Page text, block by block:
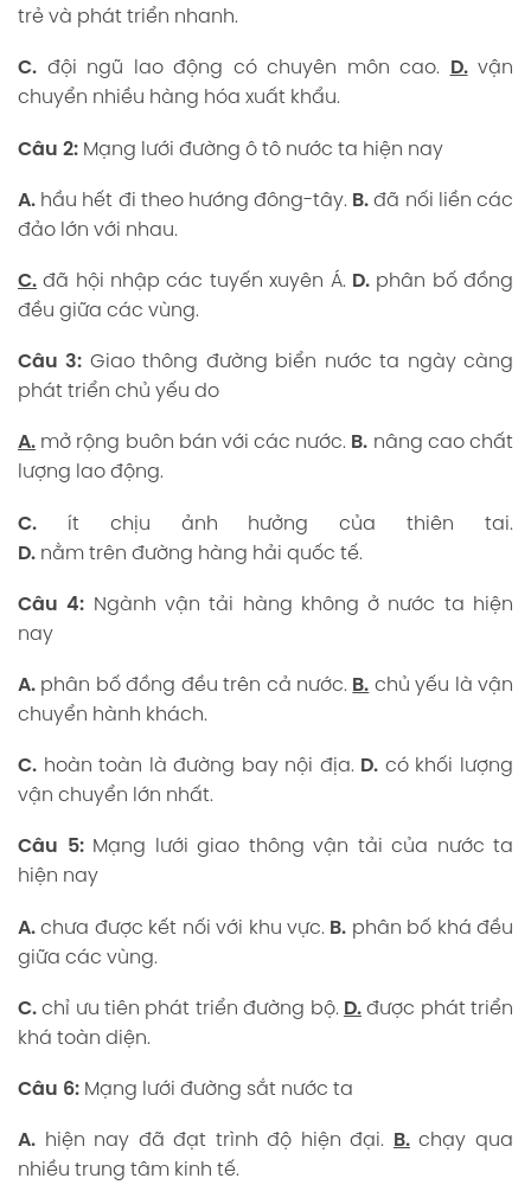
trẻ và phát triển nhanh.
C. đội ngũ lao động có chuyên môn cao. D.vận
chuyển nhiều hàng hóa xuất khẩu.
Câu 2: Mạng lưới đường ô tô nước ta hiện nay
A. hầu hết đi theo hướng đông-tây. B. đã nối liền các
đảo lớn với nhau.
C. đã hội nhập các tuyến xuyên Á. D.phân bố đồng
đều giữa các vùng.
Câu 3: Giao thông đường biển nước ta ngày càng
phát triển chủ yếu do
A. mở rộng buôn bán với các nước. B. nâng cao chất
lượng lao động.
C. ít chịu ảnh hưởng của thiên tai.
D. nằm trên đường hàng hải quốc tế.
Câu 4: Ngành vận tải hàng không ở nước ta hiện
nay
A. phân bố đồng đều trên cả nước. B. chủ yếu là vận
chuyển hành khách.
C. hoàn toàn là đường bay nội địa. D. có khối lượng
vận chuyển lớn nhất.
Câu 5:Mạng lưới giao thông vận tải của nước ta
hiện nay
A. chưa được kết nối với khu vực. B. phân bố khá đều
giữa các vùng.
C. chỉ ưu tiên phát triển đường bộ. D.được phát triển
khá toàn diện.
Câu 6: Mạng lưới đường sắt nước ta
A. hiện nay đã đạt trình độ hiện đại. B.chạy qua
nhiều trung tâm kinh tế.